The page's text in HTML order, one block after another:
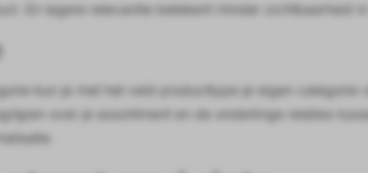
En lagere relevantie betekent minder zichtbaarheid
kun je met het veld producttype je eigen
over je assortiment en de onderlinge relaties